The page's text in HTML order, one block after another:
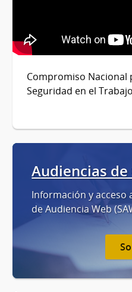
Compromiso Nacional
Seguridad en el Trabajo
Audiencias
Información y acceso
de Audiencia Web